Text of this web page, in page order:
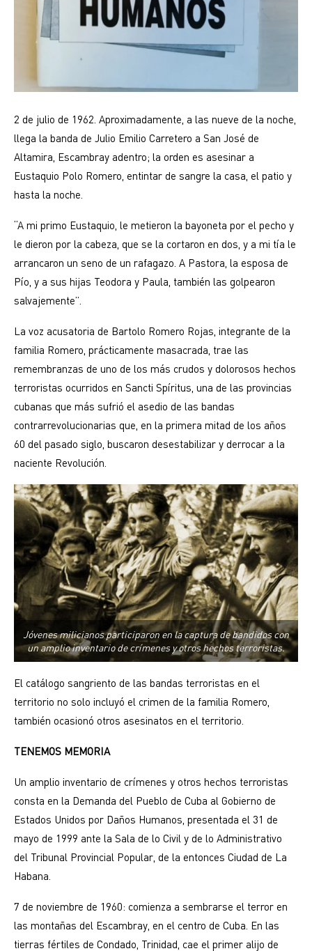
2 de julio de 1962. Aproximadamente, a las nueve de la noche,
llega la banda de Julio Emilio Carretero a San José de
Altamira, Escambray adentro; la orden es asesinar a
Eustaquio Polo Romero, entintar de sangre la casa, el patio y
hasta la noche.
“A mi primo Eustaquio, le metieron la bayoneta por el pecho y
le dieron por la cabeza, que se la cortaron en dos, y a mi tía le
arrancaron un seno de un rafagazo. A Pastora, la esposa de
Pío, y a sus hijas Teodora y Paula, también las golpearon
salvajemente”.
La voz acusatoria de Bartolo Romero Rojas, integrante de la
familia Romero, prácticamente masacrada, trae las
remembranzas de uno de los más crudos y dolorosos hechos
terroristas ocurridos en Sancti Spíritus, una de las provincias
cubanas que más sufrió el asedio de las bandas
contrarrevolucionarias que, en la primera mitad de los años
60 del pasado siglo, buscaron desestabilizar y derrocar a la
naciente Revolución.
Jóvenes milicianos participaron en la captura de bandidos con
un amplio inventario de crímenes y otros hechos terroristas.
El catálogo sangriento de las bandas terroristas en el
territorio no solo incluyó el crimen de la familia Romero,
también ocasionó otros asesinatos en el territorio.
TENEMOS MEMORIA
Un amplio inventario de crímenes y otros hechos terroristas
consta en la Demanda del Pueblo de Cuba al Gobierno de
Estados Unidos por Daños Humanos, presentada el 31 de
mayo de 1999 ante la Sala de lo Civil y de lo Administrativo
del Tribunal Provincial Popular, de la entonces Ciudad de La
Habana.
7 de noviembre de 1960: comienza a sembrarse el terror en
las montañas del Escambray, en el centro de Cuba. En las
tierras fértiles de Condado, Trinidad, cae el primer alijo de